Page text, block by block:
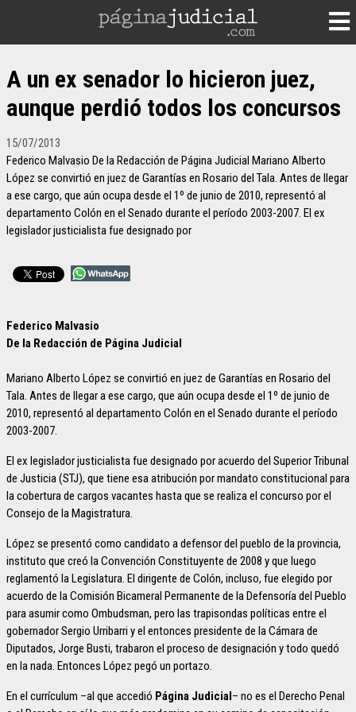
A un ex senador lo hicieron juez,
aunque perdió todos los concursos
15/07/2013
Federico Malvasio De la Redacción de Página Judicial Mariano Alberto
López se convirtió en juez de Garantías en Rosario del Tala. Antes de llegar
a ese cargo, que aún ocupa desde el 1º de junio de 2010, representó al
departamento Colón en el Senado durante el período 2003-2007. El ex
legislador justicialista fue designado por
Federico Malvasio
De la Redacción de Página Judicial
Mariano Alberto López se convirtió en juez de Garantías en Rosario del
Tala. Antes de llegar a ese cargo, que aún ocupa desde el 1º de junio de
2010, representó al departamento Colón en el Senado durante el período
2003-2007.
El ex legislador justicialista fue designado por acuerdo del Superior Tribunal
de Justicia (STJ), que tiene esa atribución por mandato constitucional para
la cobertura de cargos vacantes hasta que se realiza el concurso por el
Consejo de la Magistratura.
López se presentó como candidato a defensor del pueblo de la provincia,
instituto que creó la Convención Constituyente de 2008 y que luego
reglamentó la Legislatura. El dirigente de Colón, incluso, fue elegido por
acuerdo de la Comisión Bicameral Permanente de la Defensoría del Pueblo
para asumir como Ombudsman, pero las trapisondas políticas entre el
gobernador Sergio Urribarri y el entonces presidente de la Cámara de
Diputados, Jorge Busti, trabaron el proceso de designación y todo quedó
en la nada. Entonces López pegó un portazo.
En el currículum –al que accedió Página Judicial– no es el Derecho Penal